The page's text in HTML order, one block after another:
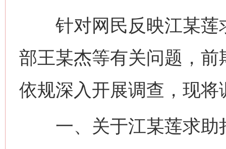
针对网民反映江某莲
部王某杰等有关问题，
依规深入开展调查，现
一、关于江某莲求助